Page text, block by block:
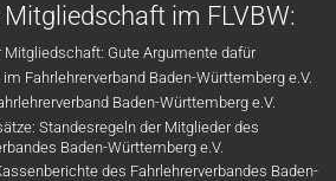
Mitgliedschaft im FLVBW:
Mitgliedschaft: Gute Argumente dafür
Fahrlehrerverband Baden-Württemberg e.V.
Baden-Württemberg e.V.
Standesregeln der Mitglieder des
Baden-Württemberg e.V.
des Fahrlehrerverbandes Baden-